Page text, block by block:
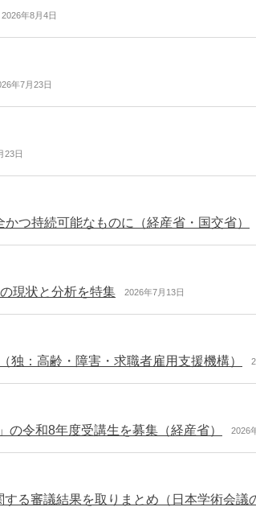
2026年8月4日
年7月23日
23日
つ持続可能なものに（経産省・国交省）
現状と分析を特集 2026年7月13日
独：高齢・障害・求職者雇用支援機構）
令和8年度受講生を募集（経産省） 2026
る審議結果を取りまとめ（日本学術会議